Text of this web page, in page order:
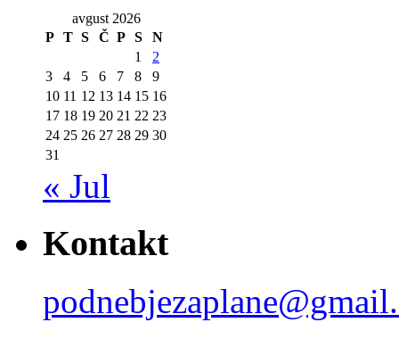
avgust 2026
P T S Č P S
N
1
2
3
4 5 6 7 8
9
10 11 12 13 14 15 16
17 18 19 20 21 22 23
24 25 26 27 28 29 30
31
« Jul
Kontakt